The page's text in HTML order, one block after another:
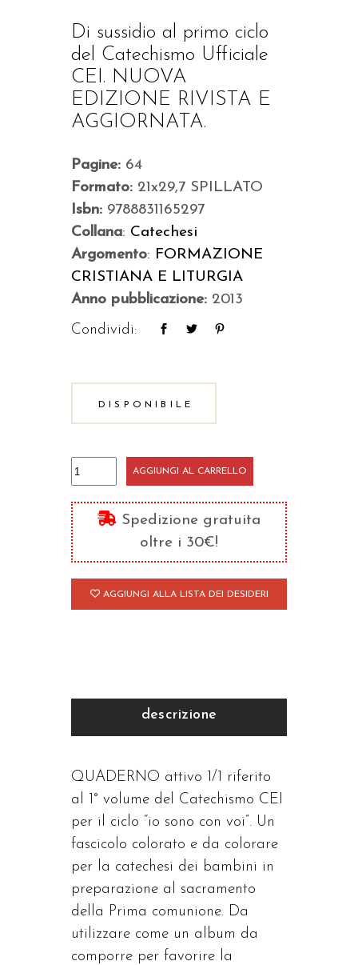
Di sussidio al primo ciclo
del Catechismo Ufficiale
CEI. NUOVA
EDIZIONE RIVISTA E
AGGIORNATA.
Pagine: 64
Formato: 21x29,7 SPILLATO
Isbn: 9788831165297
Collana: Catechesi
Argomento: FORMAZIONE
CRISTIANA E LITURGIA
Anno pubblicazione: 2013
Condividi:
DISPONIBILE
Io
sono
con
voi
-
alla
scoperta
1
AGGIUNGI AL CARRELLO
Spedizione gratuita
oltre i 30€!
AGGIUNGI ALLA LISTA DEI DESIDERI
descrizione
QUADERNO attivo 1/1 riferito
al 1° volume del Catechismo CEI
per il ciclo “io sono con voi”. Un
fascicolo colorato e da colorare
per la catechesi dei bambini in
preparazione al sacramento
della Prima comunione. Da
utilizzare come un album da
comporre per favorire la